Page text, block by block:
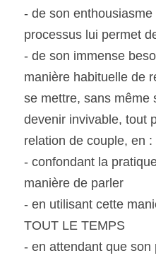
- de son
processus lui permet
- de son immense
manière habituelle de
se mettre, sans même
devenir invivable, tout
relation de couple, en :
- confondant la
manière de parler
- en utilisant cette
TOUT LE TEMPS
- en attendant que